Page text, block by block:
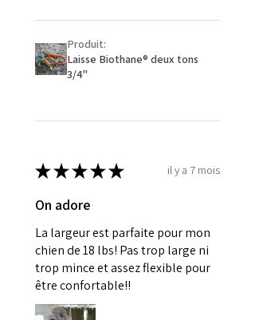
Produit:
Laisse Biothane® deux tons
3/4''
★★★★★ il y a 7 mois
On adore
La largeur est parfaite pour mon
chien de 18 lbs! Pas trop large ni
trop mince et assez flexible pour
être confortable!!